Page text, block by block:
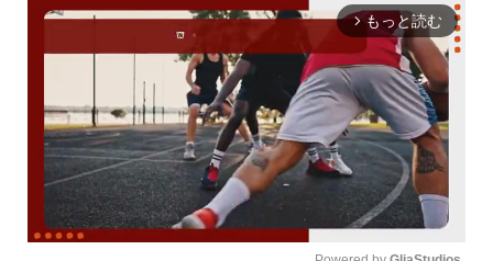
arrow_forward_ios もっと読む